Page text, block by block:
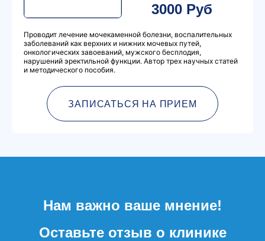
3000 Руб
Проводит лечение мочекаменной болезни, воспалительных
заболеваний как верхних и нижних мочевых путей,
онкологических завоеваний, мужского бесплодия,
нарушений эректильной функции. Автор трех научных статей
и методического пособия.
ЗАПИСАТЬСЯ НА ПРИЕМ
Нам важно ваше мнение!
Оставьте отзыв о клинике